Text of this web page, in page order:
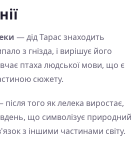
— дід Тарас знаходить
з гнізда, і вирішує його
птаха людської мови, що є
сюжету.
після того як лелека виростає,
що символізує природний
з іншими частинами світу.